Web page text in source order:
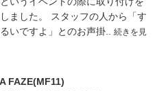
ました。 スタッフの人から「す
いですよ」とのお声掛.. 続きを見
FAZE(MF11)